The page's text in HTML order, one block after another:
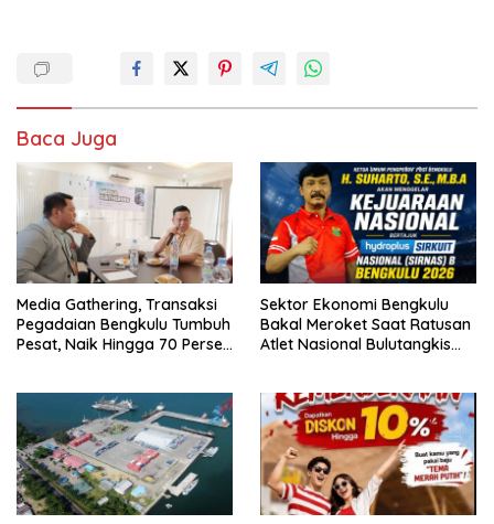
Baca Juga
Media Gathering, Transaksi
Pegadaian Bengkulu Tumbuh
Pesat, Naik Hingga 70 Persen
Sektor Ekonomi Bengkulu
Bakal Meroket Saat Ratusan
Atlet Nasional Bulutangkis